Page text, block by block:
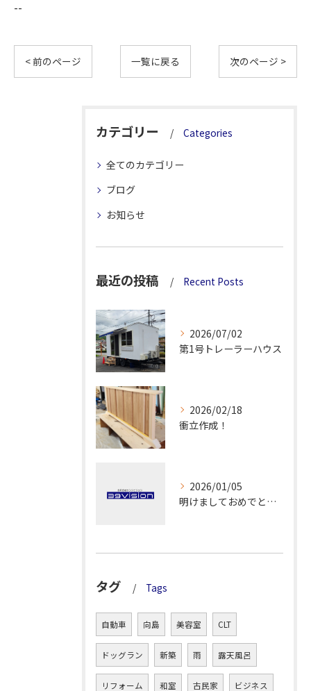
--
< 前のページ 一覧に戻る 次のページ >
カテゴリー Categories
全てのカテゴリー
ブログ
お知らせ
最近の投稿 Recent Posts
2026/07/02
第1号トレーラーハウス
2026/02/18
衝立作成！
2026/01/05
明けましておめでとうございます！
タグ Tags
自動車 向島 美容室 CLT
ドッグラン 新築 雨 露天風呂
リフォーム 和室 古民家 ビジネス